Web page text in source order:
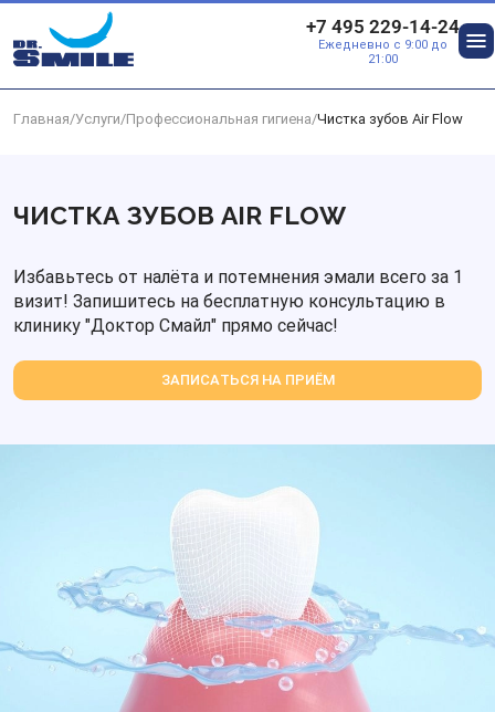
Перейти к основному контенту
+7 495 229-14-24
Ежедневно с 9:00 до
21:00
Главная/Услуги/Профессиональная гигиена/Чистка зубов Air Flow
ЧИСТКА ЗУБОВ AIR FLOW
Избавьтесь от налёта и потемнения эмали всего за 1
визит! Запишитесь на бесплатную консультацию в
клинику "Доктор Смайл" прямо сейчас!
ЗАПИСАТЬСЯ НА ПРИЁМ